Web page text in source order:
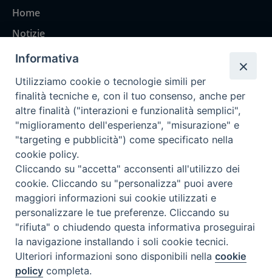
Home
Notizie
Rubriche
Chi siamo
Come abbonarsi
Contatti
Informativa
Utilizziamo cookie o tecnologie simili per
finalità tecniche e, con il tuo consenso, anche per
altre finalità ("interazioni e funzionalità semplici",
"miglioramento dell'esperienza", "misurazione" e
"targeting e pubblicità") come specificato nella
cookie policy.
Cliccando su "accetta" acconsenti all'utilizzo dei
cookie. Cliccando su "personalizza" puoi avere
maggiori informazioni sui cookie utilizzati e
personalizzare le tue preferenze. Cliccando su
"rifiuta" o chiudendo questa informativa proseguirai
la navigazione installando i soli cookie tecnici.
Ulteriori informazioni sono disponibili nellacookie
policy completa.